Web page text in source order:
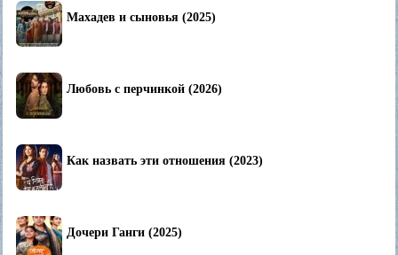
Махадев и сыновья (2025)
Любовь с перчинкой (2026)
Как назвать эти отношения (2023)
Дочери Ганги (2025)